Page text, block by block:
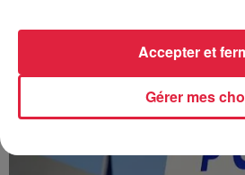
nombreuses interrogations, la
Gérer mes
Accepter et